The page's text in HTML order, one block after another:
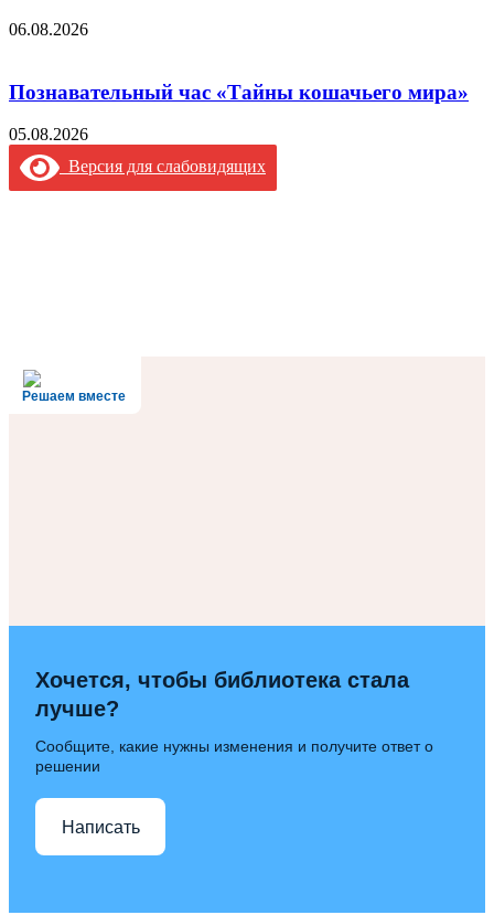
06.08.2026
Познавательный час «Тайны кошачьего мира»
05.08.2026
Версия для слабовидящих
Решаем вместе
Хочется, чтобы библиотека стала
лучше?
Сообщите, какие нужны изменения и получите ответ о
решении
Написать